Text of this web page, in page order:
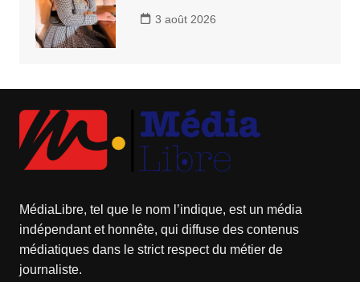
3 août 2026
MédiaLibre, tel que le nom l’indique, est un média
indépendant et honnête, qui diffuse des contenus
médiatiques dans le strict respect du métier de
journaliste.